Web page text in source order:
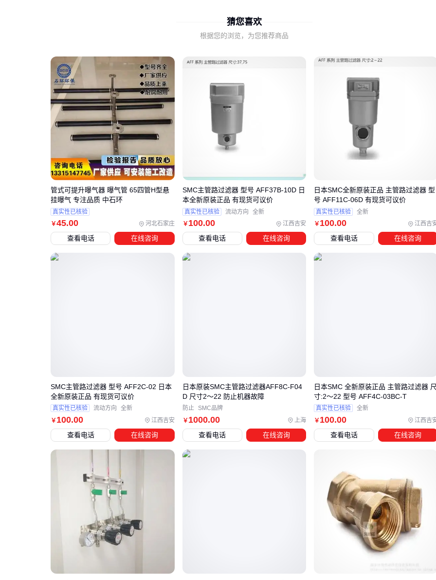
能力。
T级主管路过滤器
备，又能延长滤芯更换周期。
二、不同介质如何影响过滤器的选型决策？
介质类型直接决定过滤器的结构设计和滤材选择，主要分为三
类典型场景：
压缩空气系统需考虑冷凝水分离和油雾拦截
液压油管路侧重纤维滤材的纳污容量
压缩空气过滤器
需要特殊的凝聚式结构来处理气溶胶，这与
液体过滤器的深层过滤机制存在本质区别。选型时不能仅看过
滤精度，介质特性才是首要考量。
对于存在脉冲冲击的工况， 主管路除污器
的结构强度比普通
过滤器更为关键。这类场景需要特别关注壳体的承压能力和接
系统峰值流量：需预留20%以上余量应对瞬时波动
允许压降范围：液压系统通常比气动系统承受更低压降
介质清洁度基线：初始杂质负荷决定滤芯更换频率
压缩空气系统更关注大流量下的水分分离效率，建议选择带旋
应配备玻纤材质滤芯以承受
实际选型时建议分步验证：先根据介质类型锁定过滤器结构，
再用系统最大流量对照厂家提供的流量-压降曲线，最后根据维
护周期反推滤芯容污量。这种组合判断能避免因单一参数超标
导致的系统适配性问题，为后续压差监测等配套设备留出联动
猜您喜欢
根据您的浏览，为您推荐商品
￥45.00 河北石家庄
管式可提升曝气器 曝气管 65四管H型悬
挂曝气 专注品质 中石环
真实性已核验
查看电话 在线咨询
￥ 100.00 江西吉安
SMC主管路过滤器 型号 AFF37B-10D 日
本全新原装正品 有现货可议价
真实性已核验 流动方向 全新
查看电话 在线咨询
￥ 100.00 江西吉
日本SMC全新原装正品 主管路过滤器 型
号 AFF11C-06D 有现货可议价
真实性已核验 全新
查看电话 在线咨询
￥ 100.00 江西吉安
SMC主管路过滤器 型号 AFF2C-02 日本
全新原装正品 有现货可议价
真实性已核验 流动方向 全新
查看电话 在线咨询
￥ 1000.00 上海
日本原装SMC主管路过滤器AFF8C-F04
D 尺寸2～22 防止机器故障
防止 SMC品牌
查看电话 在线咨询
￥ 100.00 江西吉
日本SMC 全新原装正品 主管路过滤器 尺
寸:2～22 型号 AFF4C-03BC-T
真实性已核验 全新
查看电话 在线咨询